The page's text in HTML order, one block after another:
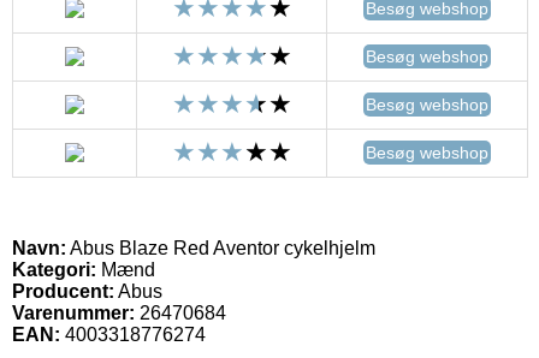
Besøg webshop
Besøg webshop
Besøg webshop
Besøg webshop
Navn: Abus Blaze Red Aventor cykelhjelm
Kategori: Mænd
Producent: Abus
Varenummer: 26470684
EAN: 4003318776274